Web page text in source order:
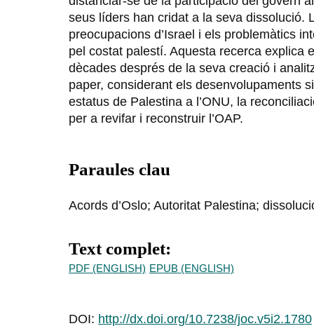
seus líders han cridat a la seva dissolució.
preocupacions d’Israel i els problemàtics
pel costat palestí. Aquesta recerca explica
dècades després de la seva creació i
paper, considerant els desenvolupaments
estatus de Palestina a l’ONU, la
per a revifar i reconstruir l’OAP.
Paraules clau
Acords d’Oslo; Autoritat Palestina;
Text complet:
PDF (ENGLISH) EPUB (ENGLISH)
DOI: http://dx.doi.org/10.7238/joc.v5i2.1780